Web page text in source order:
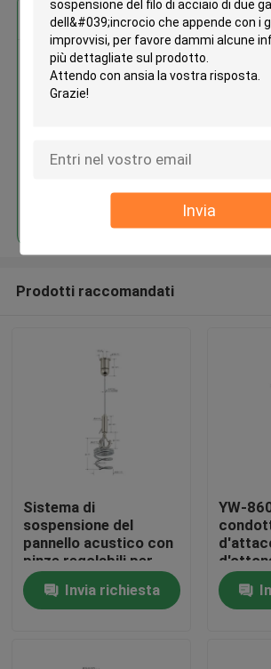
Invia
Casa
Prodotti
Ottieni il miglior
Tipo cavo del
sospensione del
Prodotti raccomandati
Sistema di
sospensione del
pannello acustico con
pinze regolabili per
cavi
Invia richiesta
YW-
lineari